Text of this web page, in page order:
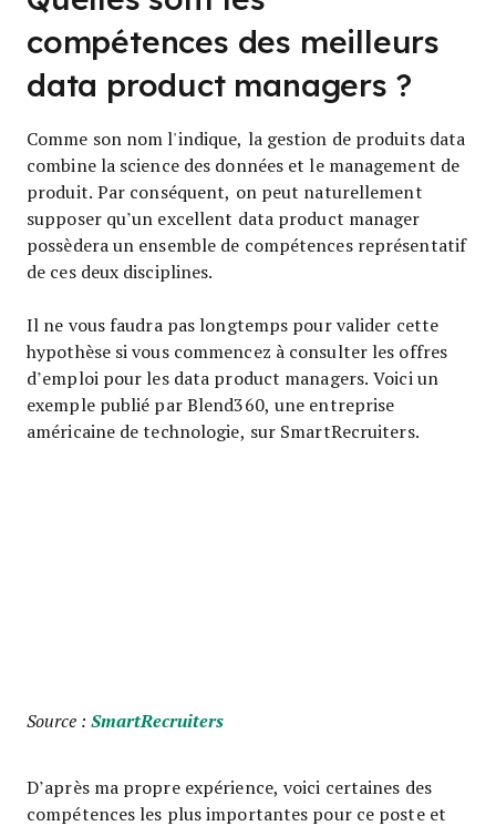
compétences des meilleurs
data product managers ?
Comme son nom l'indique, la gestion de produits data
combine la science des données et le management de
produit. Par conséquent, on peut naturellement
supposer qu’un excellent data product manager
possèdera un ensemble de compétences représentatif
de ces deux disciplines.
Il ne vous faudra pas longtemps pour valider cette
hypothèse si vous commencez à consulter les offres
d’emploi pour les data product managers. Voici un
exemple publié par Blend360, une entreprise
américaine de technologie, sur SmartRecruiters.
Source : SmartRecruiters
D’après ma propre expérience, voici certaines des
compétences les plus importantes pour ce poste et